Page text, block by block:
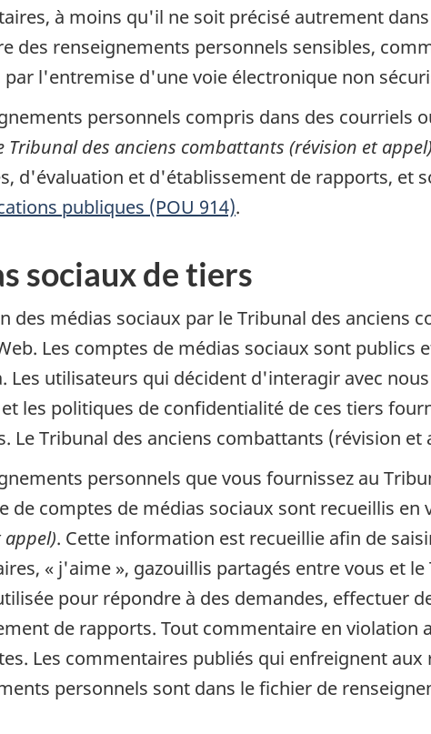
à moins qu'il ne soit précisé autrement
des renseignements personnels sensibles,
par l'entremise d'une voie électronique non
personnels compris dans des
Tribunal des anciens combattants (révision et appel)
d'évaluation et d'établissement de rapports, et
publiques (POU 914).
sociaux de tiers
des médias sociaux par le Tribunal des anciens
Les comptes de médias sociaux sont
Les utilisateurs qui décident d'interagir avec
les politiques de confidentialité de ces tiers
Le Tribunal des anciens combattants (révision et
personnels que vous fournissez au
de comptes de médias sociaux sont recueillis en
appel). Cette information est recueillie afin de
« j'aime », gazouillis partagés entre vous et
pour répondre à des demandes, effectuer
de rapports. Tout commentaire en violation
Les commentaires publiés qui enfreignent
personnels sont dans le fichier de